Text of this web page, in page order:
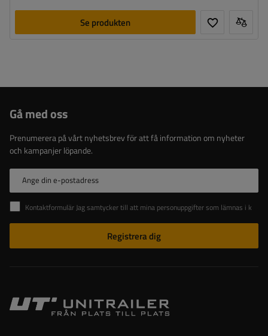
Se produkten
Gå med oss
Prenumerera på vårt nyhetsbrev för att få information om nyheter
och kampanjer löpande.
Ange din e-postadress
Kontaktformulär Jag samtycker till att mina personuppgifter som lämnas i kontaktformuläret behandlas i enlighet med Europaparlamentets och rådets förordning (EU).
Registrera dig